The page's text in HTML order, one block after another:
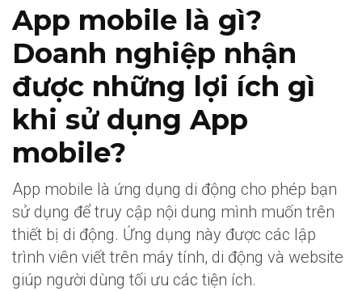
App mobile là gì?
Doanh nghiệp nhận
được những lợi ích gì
khi sử dụng App
mobile?
App mobile là ứng dụng di động cho phép bạn
sử dụng để truy cập nội dung mình muốn trên
thiết bị di động. Ứng dụng này được các lập
trình viên viết trên máy tính, di động và website
giúp người dùng tối ưu các tiện ích.